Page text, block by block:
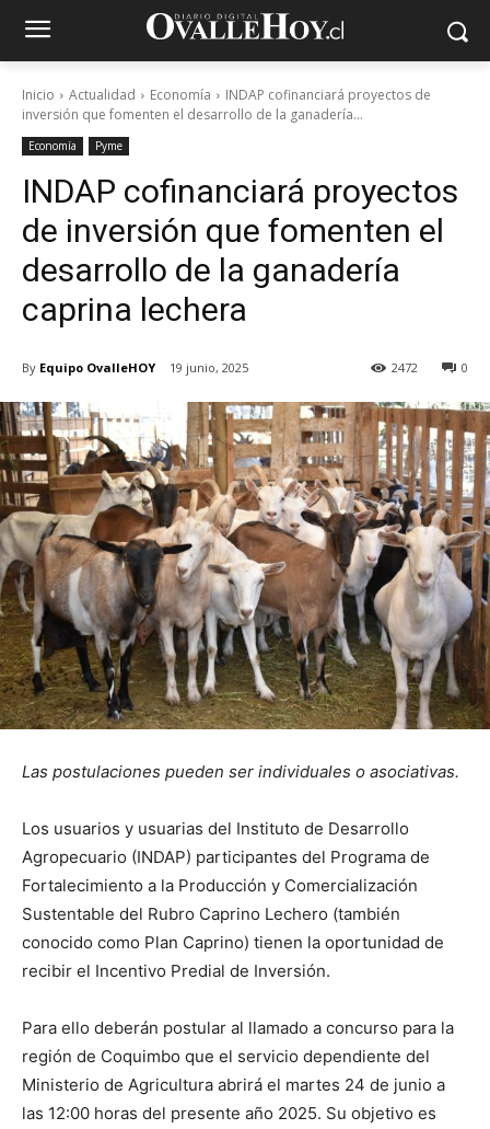
Inicio Actualidad Economía
INDAP cofinanciará proyectos de
inversión que fomenten el desarrollo de la ganadería...
Economía Pyme
INDAP cofinanciará proyectos
de inversión que fomenten el
desarrollo de la ganadería
caprina lechera
By Equipo OvalleHOY 19 junio, 2025 0
2472
Las postulaciones pueden ser individuales o asociativas.
Los usuarios y usuarias del Instituto de Desarrollo
Agropecuario (INDAP) participantes del Programa de
Fortalecimiento a la Producción y Comercialización
Sustentable del Rubro Caprino Lechero (también
conocido como Plan Caprino) tienen la oportunidad de
recibir el Incentivo Predial de Inversión.
Para ello deberán postular al llamado a concurso para la
región de Coquimbo que el servicio dependiente del
Ministerio de Agricultura abrirá el martes 24 de junio a
las 12:00 horas del presente año 2025. Su objetivo es